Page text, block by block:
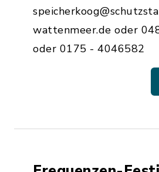
wattenmeer.de oder
oder 0175 - 4046582